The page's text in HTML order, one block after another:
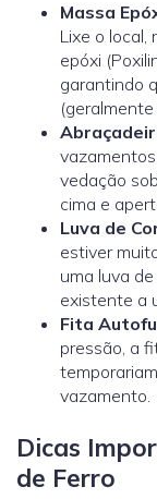
Massa
Lixe o local,
epóxi
garantindo
vedação
cima e
Luva de
estiver
uma luva
existente a
Fita
pressão, a
vazamento.
Dicas
de Ferro